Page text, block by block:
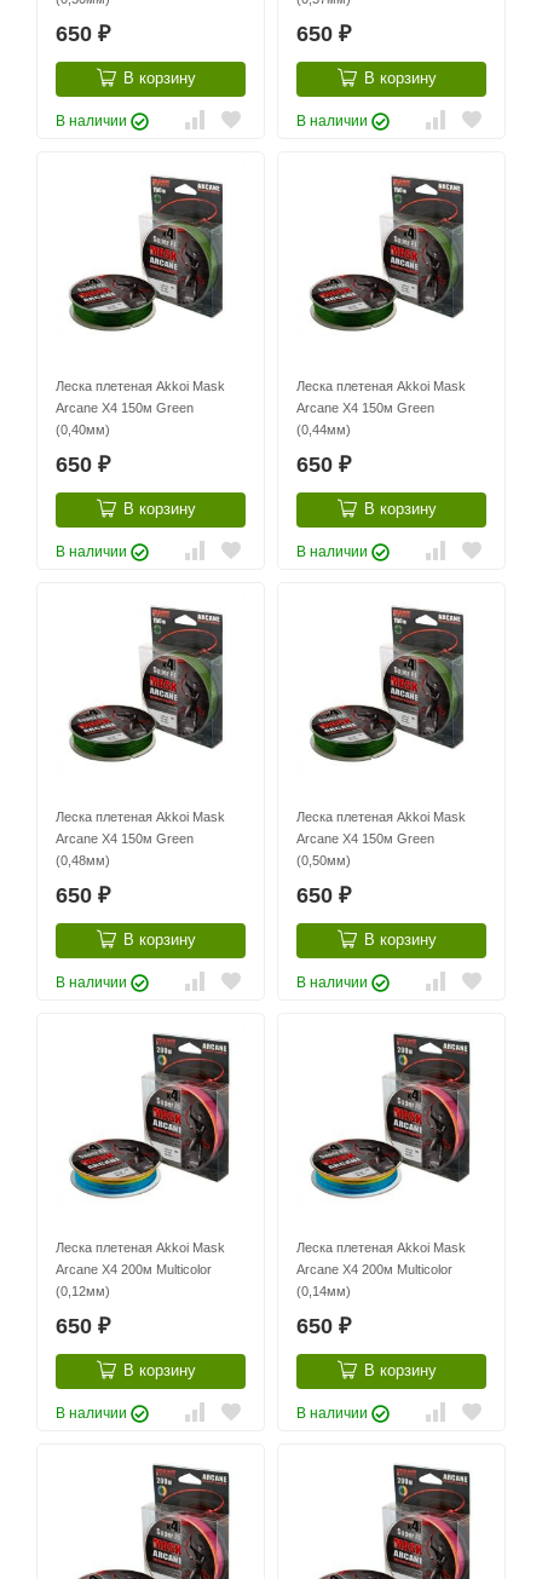
650 ₽
В корзину
В наличии
650 ₽
В корзину
В наличии
Леска плетеная Akkoi Mask
Arcane X4 150м Green
(0,40мм)
650 ₽
В корзину
В наличии
Леска плетеная Akkoi Mask
Arcane X4 150м Green
(0,44мм)
650 ₽
В корзину
В наличии
Леска плетеная Akkoi Mask
Arcane X4 150м Green
(0,48мм)
650 ₽
В корзину
В наличии
Леска плетеная Akkoi Mask
Arcane X4 150м Green
(0,50мм)
650 ₽
В корзину
В наличии
Леска плетеная Akkoi Mask
Arcane X4 200м Multicolor
(0,12мм)
650 ₽
В корзину
В наличии
Леска плетеная Akkoi Mask
Arcane X4 200м Multicolor
(0,14мм)
650 ₽
В корзину
В наличии